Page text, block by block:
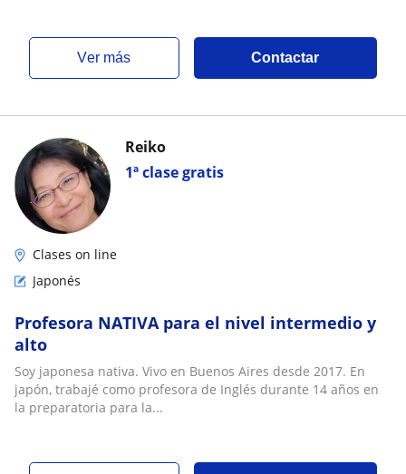
ver más Contactar
1ª clase gratis
Reiko
Clases on line
Japonés
Profesora NATIVA para el nivel intermedio y
alto
Soy japonesa nativa. Vivo en Buenos Aires desde 2017. En
japón, trabajé como profesora de Inglés durante 14 años en
la preparatoria para la...